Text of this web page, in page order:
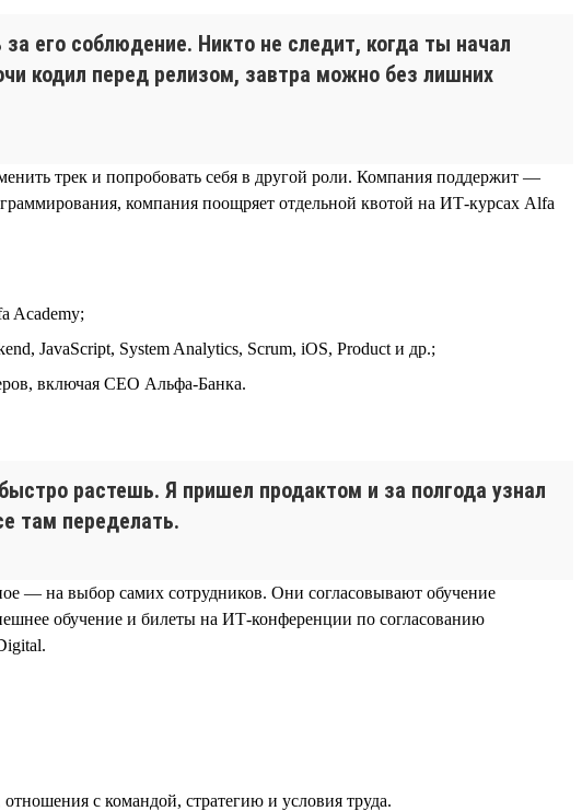
его соблюдение. Никто не следит, когда ты начал
кодил перед релизом, завтра можно без лишних
трек и попробовать себя в другой роли. Компания поддержит —
компания поощряет отдельной квотой на ИТ-курсах Alfa
Academy;
JavaScript, System Analytics, Scrum, iOS, Product и др.;
включая CEO Альфа-Банка.
растешь. Я пришел продактом и за полгода узнал
там переделать.
— на выбор самих сотрудников. Они согласовывают обучение
обучение и билеты на ИТ-конференции по согласованию
с командой, стратегию и условия труда.